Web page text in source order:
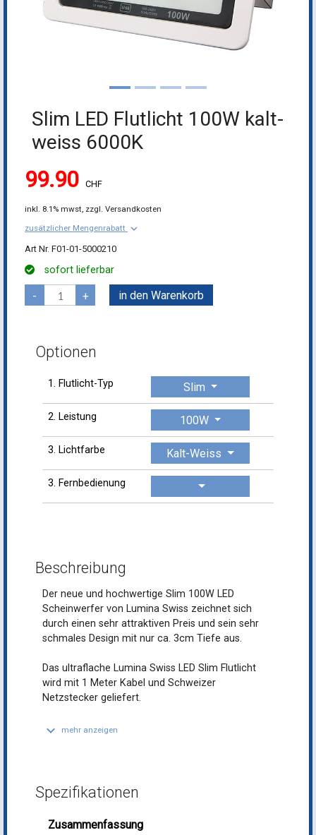
Slim LED Flutlicht 100W kalt-
weiss 6000K
99.90 CHF
inkl. 8.1% mwst, zzgl. Versandkosten
zusätzlicher Mengenrabatt keyboard_arrow_down
F01-01-5000210
sofort lieferbar
- + in den Warenkorb
Optionen
1. Flutlicht-Typ Slim
2. Leistung 100W
3. Lichtfarbe Kalt-Weiss
3. Fernbedienung
Beschreibung
Der neue und hochwertige Slim 100W LED
Scheinwerfer von Lumina Swiss zeichnet sich
durch einen sehr attraktiven Preis und sein sehr
schmales Design mit nur ca. 3cm Tiefe aus.
Das ultraflache Lumina Swiss LED Slim Flutlicht
wird mit 1 Meter Kabel und Schweizer
Netzstecker geliefert.
keyboard_arrow_down mehr anzeigen
Spezifikationen
Zusammenfassung